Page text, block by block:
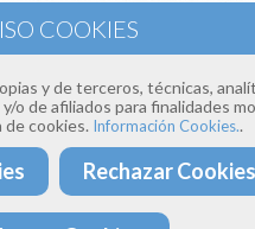
a:
llegar el siguiente
y de terceros, técnicas,
o de afiliados para finalidades
cookies. Información Cookies..
Rechazar Cookies